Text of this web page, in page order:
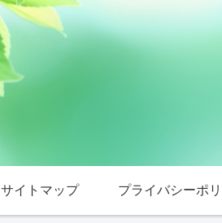
サイトマップ プライバシーポ